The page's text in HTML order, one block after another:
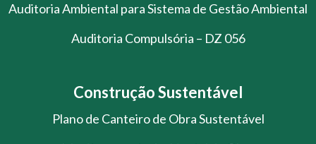
Auditoria Ambiental para Sistema de Gestão Ambiental
Auditoria Compulsória – DZ 056
Construção Sustentável
Plano de Canteiro de Obra Sustentável